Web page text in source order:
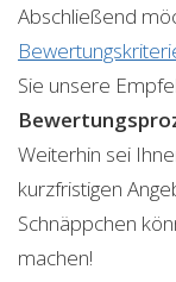
Abschließend
Sie unsere
Weiterhin sei
kurzfristigen
Schnäppchen
machen!